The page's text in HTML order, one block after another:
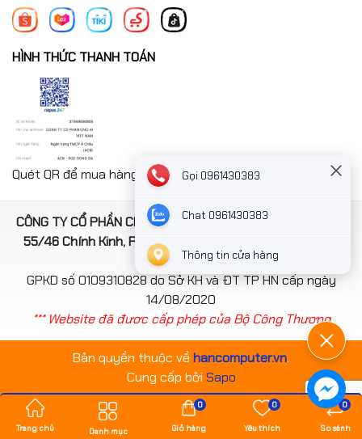
HÌNH THỨC THANH TOÁN
Quét QR để mua hàng nhanh chóng thanh toán công ty
CÔNG TY CỔ PHẦN CNC-AI VIỆT NAM. Địa chỉ: Số 4, ngách
55/46 Chính Kinh, Phường Thanh Xuân, TP Hà Nội, Việt
Nam
GPKD số 0109310828 do Sở KH và ĐT TP HN cấp ngày
14/08/2020
*** Website đã đươc cấp phép của Bộ Công Thương
Bản quyền thuộc về hancomputer.vn.
Cung cấp bởi Sapo
Trang chủ Danh mục Giỏ hàng
0
Yêu thích
0
So sánh
0
Gọi 0961430383
Chat 0961430383
Thông tin cửa hàng